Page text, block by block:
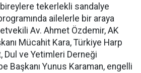
tekerlekli sandalye
ailelerle bir araya
Av. Ahmet Özdemir, AK
Mücahit Kara, Türkiye Harp
Dul ve Yetimleri Derneği
Başkanı Yunus Karaman, engelli